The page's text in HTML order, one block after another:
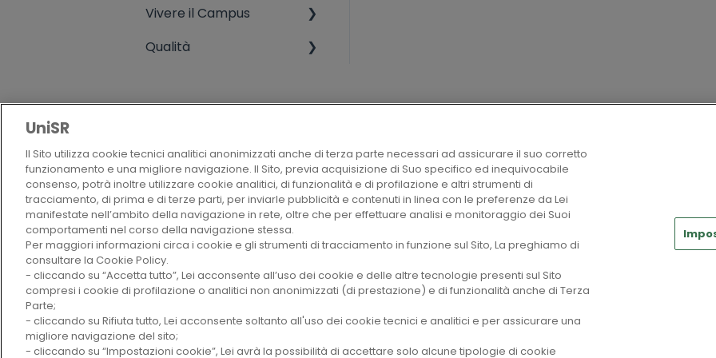
Biblioteca
Rappresentanti degli
Residenze
Mensa
Lezioni ed esami
Come raggiungerci
Blackboard
Terza missione
Vivere il Campus
Live campus
Qualità
CHI SIAMO AUTORI
UNIVERSITÀ VITA - SALUTE SAN RAFFAELE
UniSR
Il Sito utilizza cookie tecnici analitici anonimizzati anche di terza parte necessari ad assicurare il suo corretto
funzionamento e una migliore navigazione. Il Sito, previa acquisizione di Suo specifico ed inequivocabile
consenso, potrà inoltre utilizzare cookie analitici, di funzionalità e di profilazione e altri strumenti di
tracciamento, di prima e di terze parti, per inviarle pubblicità e contenuti in linea con le preferenze da Lei
manifestate nell’ambito della navigazione in rete, oltre che per effettuare analisi e monitoraggio dei Suoi
comportamenti nel corso della navigazione stessa.
Per maggiori informazioni circa i cookie e gli strumenti di tracciamento in funzione sul Sito, La preghiamo di
consultare la Cookie Policy.
- cliccando su “Accetta tutto”, Lei acconsente all’uso dei cookie e delle altre tecnologie presenti sul Sito
compresi i cookie di profilazione o analitici non anonimizzati (di prestazione) e di funzionalità anche di Terza
Parte;
- cliccando su Rifiuta tutto, Lei acconsente soltanto all'uso dei cookie tecnici e analitici e per assicurare una
migliore navigazione del sito;
- cliccando su “Impostazioni cookie”, Lei avrà la possibilità di accettare solo alcune tipologie di cookie